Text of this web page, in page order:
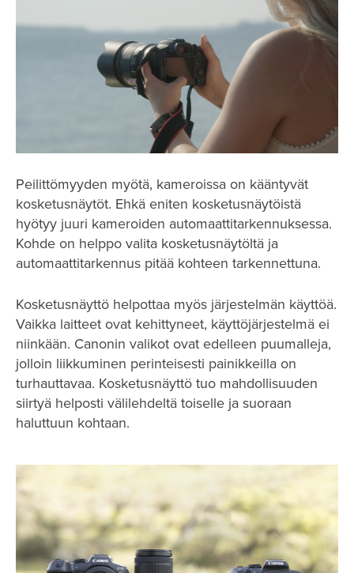
Peilittömyyden myötä, kameroissa on kääntyvät
kosketusnäytöt. Ehkä eniten kosketusnäytöistä
hyötyy juuri kameroiden automaattitarkennuksessa.
Kohde on helppo valita kosketusnäytöltä ja
automaattitarkennus pitää kohteen tarkennettuna.
Kosketusnäyttö helpottaa myös järjestelmän käyttöä.
Vaikka laitteet ovat kehittyneet, käyttöjärjestelmä ei
niinkään. Canonin valikot ovat edelleen puumalleja,
jolloin liikkuminen perinteisesti painikkeilla on
turhauttavaa. Kosketusnäyttö tuo mahdollisuuden
siirtyä helposti välilehdeltä toiselle ja suoraan
haluttuun kohtaan.